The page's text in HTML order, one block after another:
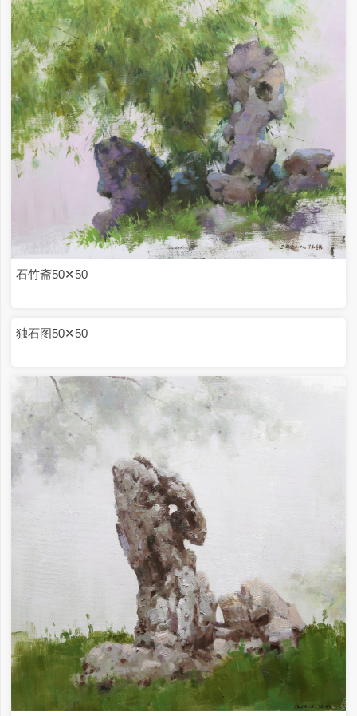
蓝天下 10✕10
春天来了 10✕10